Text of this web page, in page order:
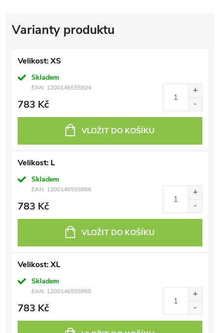
Velikost: XS
Skladem
EAN: 1200146555924
783 Kč
VLOŽIT DO KOŠÍKU
Velikost: L
Skladem
EAN: 1200146555856
783 Kč
VLOŽIT DO KOŠÍKU
Velikost: XL
Skladem
EAN: 1200146555955
783 Kč